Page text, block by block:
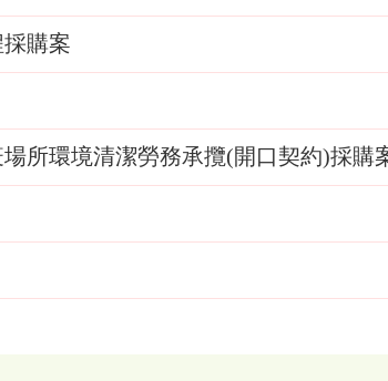
購案
所環境清潔勞務承攬(開口契約)採購